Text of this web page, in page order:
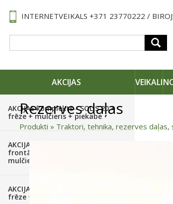
INTERNETVEIKALS +371 23770222 /
AKCIJAS
AKCIJAS komplekts - SOLIS 20 +
frēze + mulčieris + piekabe
AKCIJAS komplekts - SOLIS 26(6+2) +
frontālais iekrāvējs + frēze +
mulčieris + piekabe
AKCIJAS komplekts - SOLIS 26 HST +
frēze + mulčieris
VEIKALI
Rezerves daļas
Produkti » Traktori, tehnika, rezerves daļas,